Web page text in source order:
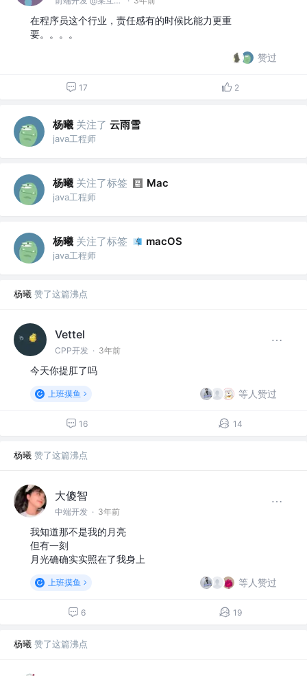
在程序员这个行业，责任感有的时候比能力更重
要。。。。
赞过
17 2
杨曦 关注了 云雨雪
java工程师
杨曦 关注了标签 Mac
java工程师
杨曦 关注了标签 macOS
java工程师
杨曦 赞了这篇沸点
Vettel
CPP开发 · 3年前
今天你提肛了吗
上班摸鱼 等人赞过
16 14
杨曦 赞了这篇沸点
大傻智
中端开发 · 3年前
我知道那不是我的月亮
但有一刻
月光确确实实照在了我身上
上班摸鱼 等人赞过
6 19
杨曦 赞了这篇沸点